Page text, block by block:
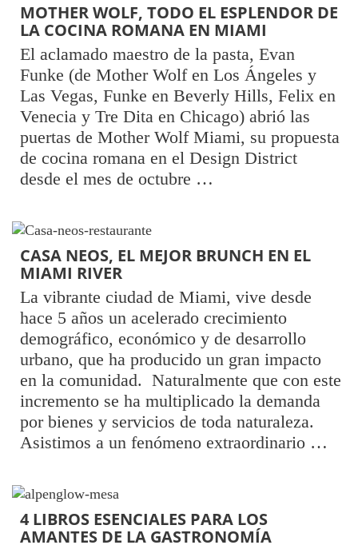
MOTHER WOLF, TODO EL ESPLENDOR DE
LA COCINA ROMANA EN MIAMI
El aclamado maestro de la pasta, Evan
Funke (de Mother Wolf en Los Ángeles y
Las Vegas, Funke en Beverly Hills, Felix en
Venecia y Tre Dita en Chicago) abrió las
puertas de Mother Wolf Miami, su propuesta
de cocina romana en el Design District
desde el mes de octubre …
CASA NEOS, EL MEJOR BRUNCH EN EL
MIAMI RIVER
La vibrante ciudad de Miami, vive desde
hace 5 años un acelerado crecimiento
demográfico, económico y de desarrollo
urbano, que ha producido un gran impacto
en la comunidad. Naturalmente que con este
incremento se ha multiplicado la demanda
por bienes y servicios de toda naturaleza.
Asistimos a un fenómeno extraordinario …
4 LIBROS ESENCIALES PARA LOS
AMANTES DE LA GASTRONOMÍA